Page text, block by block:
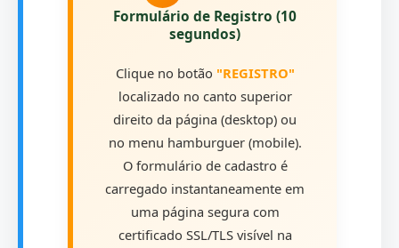
Formulário de Registro (10
segundos)
Clique no botão "REGISTRO"
localizado no canto superior
direito da página (desktop) ou
no menu hamburguer (mobile).
O formulário de cadastro é
carregado instantaneamente em
uma página segura com
certificado SSL/TLS visível na